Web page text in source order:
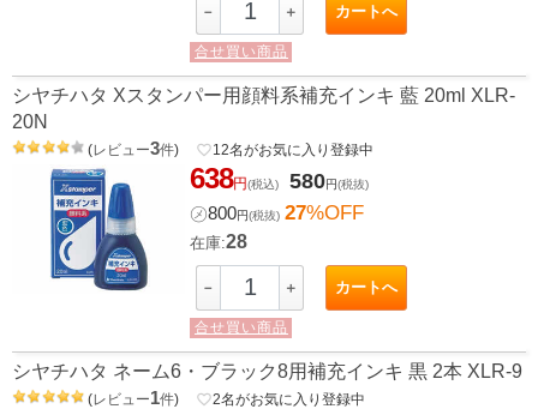
－ ＋ カートへ
合せ買い商品
シヤチハタ Xスタンパー用顔料系補充インキ 藍 20ml XLR-
20N
(レビュー3件) favorite_border12名がお気に入り登録中
638円(税込) 580円(税抜)
㋱800円(税抜) 27%OFF
在庫:28
－ ＋ カートへ
合せ買い商品
シヤチハタ ネーム6・ブラック8用補充インキ 黒 2本 XLR-9
(レビュー1件) favorite_border2名がお気に入り登録中